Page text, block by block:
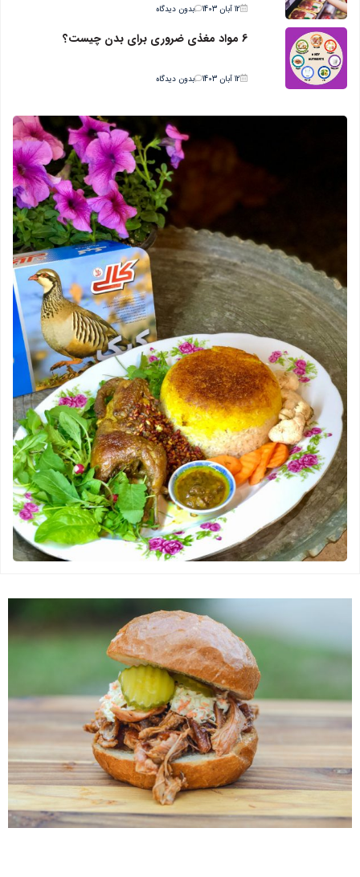
12 آبان 1403 بدون دیدگاه
6 مواد مغذی ضروری برای بدن چیست؟
12 آبان 1403 بدون دیدگاه